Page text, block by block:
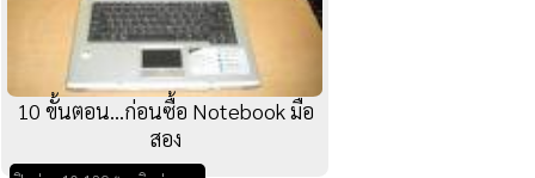
10 ขั้นตอน...ก่อนซื้อ Notebook มือ
สอง